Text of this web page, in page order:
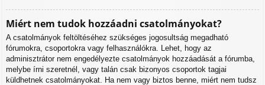
Miért nem tudok hozzáadni csatolmányokat?
A csatolmányok feltöltéséhez szükséges jogosultság megadható
fórumokra, csoportokra vagy felhasználókra. Lehet, hogy az
adminisztrátor nem engedélyezte csatolmányok hozzáadását a fórumba,
melybe írni szeretnél, vagy talán csak bizonyos csoportok tagjai
küldhetnek csatolmányokat. Ha nem vagy biztos benne, miért nem tudsz